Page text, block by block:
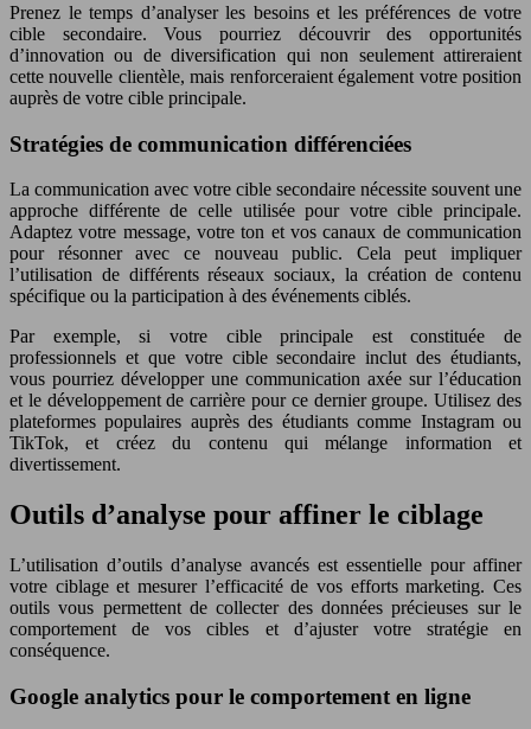
Prenez le temps d’analyser les besoins et les préférences de votre
cible secondaire. Vous pourriez découvrir des opportunités
d’innovation ou de diversification qui non seulement attireraient
cette nouvelle clientèle, mais renforceraient également votre position
auprès de votre cible principale.
Stratégies de communication différenciées
La communication avec votre cible secondaire nécessite souvent une
approche différente de celle utilisée pour votre cible principale.
Adaptez votre message, votre ton et vos canaux de communication
pour résonner avec ce nouveau public. Cela peut impliquer
l’utilisation de différents réseaux sociaux, la création de contenu
spécifique ou la participation à des événements ciblés.
Par exemple, si votre cible principale est constituée de
professionnels et que votre cible secondaire inclut des étudiants,
vous pourriez développer une communication axée sur l’éducation
et le développement de carrière pour ce dernier groupe. Utilisez des
plateformes populaires auprès des étudiants comme Instagram ou
TikTok, et créez du contenu qui mélange information et
divertissement.
Outils d’analyse pour affiner le ciblage
L’utilisation d’outils d’analyse avancés est essentielle pour affiner
votre ciblage et mesurer l’efficacité de vos efforts marketing. Ces
outils vous permettent de collecter des données précieuses sur le
comportement de vos cibles et d’ajuster votre stratégie en
conséquence.
Google analytics pour le comportement en ligne